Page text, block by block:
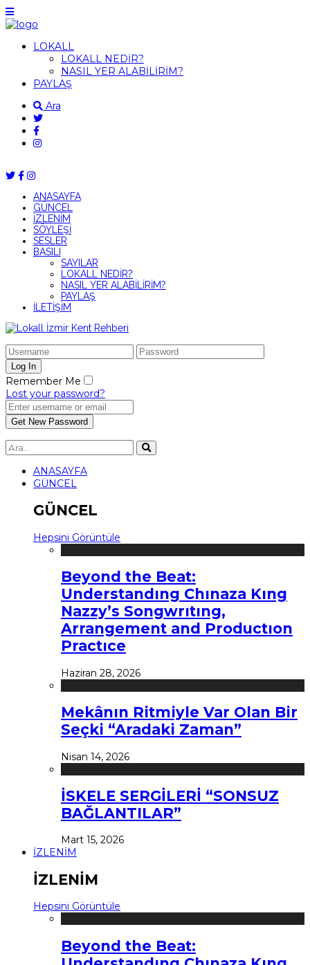
LOKALL
LOKALL NEDİR?
NASIL YER ALABİLİRİM?
PAYLAŞ
Ara
ANASAYFA
GÜNCEL
İZLENİM
SÖYLEŞİ
SESLER
BASILI
SAYILAR
LOKALL NEDİR?
NASIL YER ALABİLİRİM?
PAYLAŞ
İLETİŞİM
Remember Me
Lost your password?
ANASAYFA
GÜNCEL
GÜNCEL
Hepsini Görüntüle
Beyond the Beat:
Understandıng Chınaza Kıng
Nazzy’s Songwrıtıng,
Arrangement and Productıon
Practıce
Haziran 28, 2026
Mekânın Ritmiyle Var Olan Bir
Seçki “Aradaki Zaman”
Nisan 14, 2026
İSKELE SERGİLERİ “SONSUZ
BAĞLANTILAR”
Mart 15, 2026
İZLENİM
İZLENİM
Hepsini Görüntüle
Beyond the Beat: